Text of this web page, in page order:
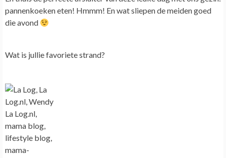
pannenkoeken eten! Hmmm! En wat sliepen de meiden goed
die avond
Wat is jullie favoriete strand?